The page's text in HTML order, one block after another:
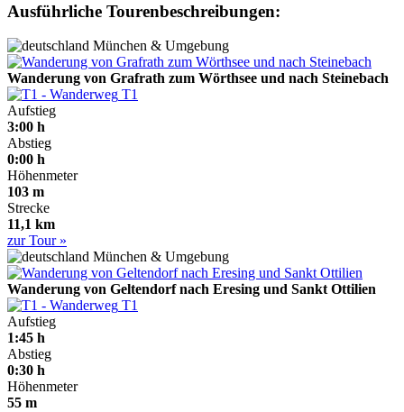
Ausführliche Tourenbeschreibungen:
München & Umgebung
Wanderung von Grafrath zum Wörthsee und nach Steinebach
T1
Aufstieg
3:00 h
Abstieg
0:00 h
Höhenmeter
103 m
Strecke
11,1 km
zur Tour »
München & Umgebung
Wanderung von Geltendorf nach Eresing und Sankt Ottilien
T1
Aufstieg
1:45 h
Abstieg
0:30 h
Höhenmeter
55 m